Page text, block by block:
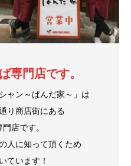
専門店です。
ャン～ぱんだ家～」は
り商店街にある
店です。
人に知って頂くため
ています！